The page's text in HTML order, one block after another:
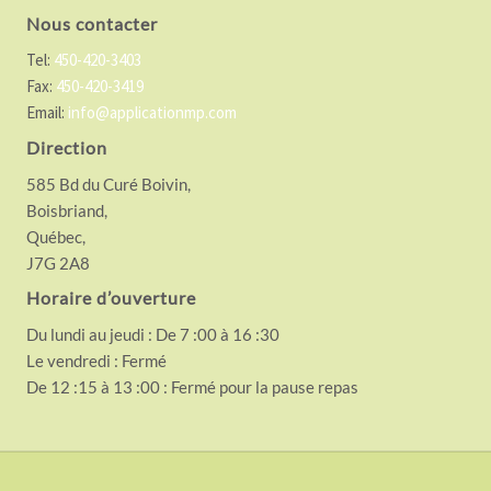
Nous contacter
Tel: 450-420-3403
Fax: 450-420-3419
Email: info@applicationmp.com
Direction
585 Bd du Curé Boivin,
Boisbriand,
Québec,
J7G 2A8
Horaire d’ouverture
Du lundi au jeudi : De 7 :00 à 16 :30
Le vendredi : Fermé
De 12 :15 à 13 :00 : Fermé pour la pause repas